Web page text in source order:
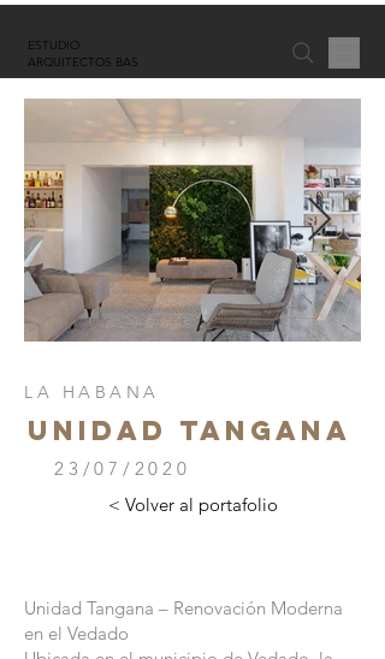
ESTUDIO
ARQUITECTOS BAS
LA HABANA
UNIDAD TANGANA
23/07/2020
< Volver al portafolio
Unidad Tangana – Renovación Moderna
en el Vedado